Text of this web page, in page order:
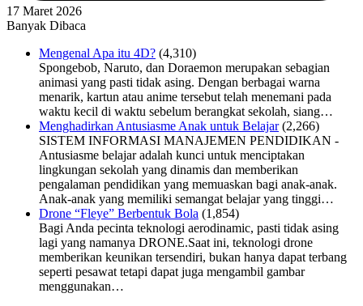
17 Maret 2026
Banyak Dibaca
Mengenal Apa itu 4D? (4,310)
Spongebob, Naruto, dan Doraemon merupakan sebagian
animasi yang pasti tidak asing. Dengan berbagai warna
menarik, kartun atau anime tersebut telah menemani pada
waktu kecil di waktu sebelum berangkat sekolah, siang…
Menghadirkan Antusiasme Anak untuk Belajar (2,266)
SISTEM INFORMASI MANAJEMEN PENDIDIKAN -
Antusiasme belajar adalah kunci untuk menciptakan
lingkungan sekolah yang dinamis dan memberikan
pengalaman pendidikan yang memuaskan bagi anak-anak.
Anak-anak yang memiliki semangat belajar yang tinggi…
Drone “Fleye” Berbentuk Bola (1,854)
Bagi Anda pecinta teknologi aerodinamic, pasti tidak asing
lagi yang namanya DRONE.Saat ini, teknologi drone
memberikan keunikan tersendiri, bukan hanya dapat terbang
seperti pesawat tetapi dapat juga mengambil gambar
menggunakan…